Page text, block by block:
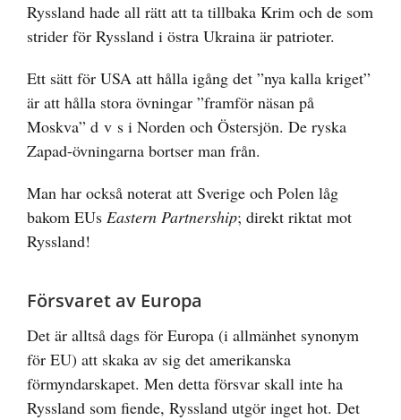
Ryssland hade all rätt att ta tillbaka Krim och de som
strider för Ryssland i östra Ukraina är patrioter.
Ett sätt för USA att hålla igång det ”nya kalla kriget”
är att hålla stora övningar ”framför näsan på
Moskva” d v s i Norden och Östersjön. De ryska
Zapad-övningarna bortser man från.
Man har också noterat att Sverige och Polen låg
bakom EUs Eastern Partnership; direkt riktat mot
Ryssland!
Försvaret av Europa
Det är alltså dags för Europa (i allmänhet synonym
för EU) att skaka av sig det amerikanska
förmyndarskapet. Men detta försvar skall inte ha
Ryssland som fiende, Ryssland utgör inget hot. Det